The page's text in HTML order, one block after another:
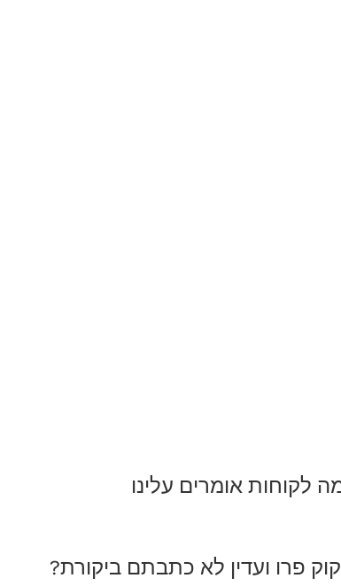
לקוחות אומרים עלינו
פרו ועדין לא כתבתם ביקורת?